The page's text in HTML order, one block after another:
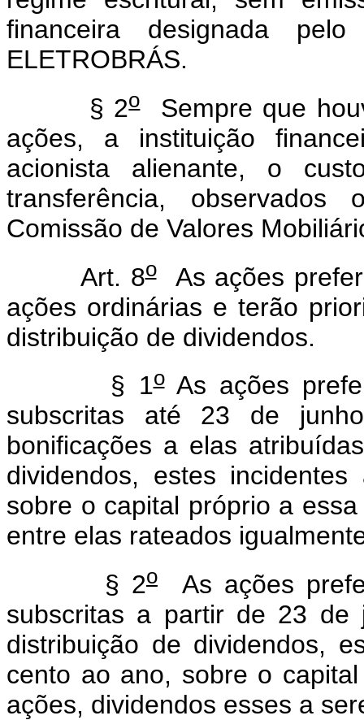
financeira designada
ELETROBRÁS.
§ 2oSempre que
ações, a instituição
acionista alienante, o
transferência,
Comissão de Valores
Art. 8oAs ações
ações ordinárias e terão
distribuição de dividendos.
§ 1oAs ações
subscritas até 23 de
bonificações a elas
dividendos, estes
sobre o capital próprio a
entre elas rateados
§ 2oAs ações
subscritas a partir de 23 de
distribuição de dividendos,
cento ao ano, sobre o
ações, dividendos esses a